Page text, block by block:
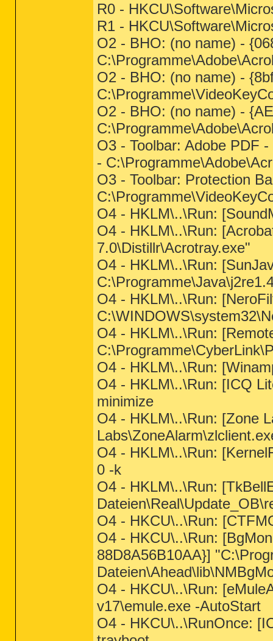
R0 -
R1 -
O2 - BHO: (no name) -
O2 - BHO: (no name) -
O2 - BHO: (no name) -
O3 - Toolbar: Adobe PDF
-
O3 - Toolbar: Protection
O4 - HKLM\..\Run:
O4 - HKLM\..\Run:
7.0\Distillr\Acrotray.exe"
O4 - HKLM\..\Run:
O4 - HKLM\..\Run:
O4 - HKLM\..\Run:
O4 - HKLM\..\Run:
O4 - HKLM\..\Run: [ICQ
minimize
O4 - HKLM\..\Run: [Zone
O4 - HKLM\..\Run:
0 -k
O4 - HKLM\..\Run:
O4 - HKCU\..\Run:
O4 - HKCU\..\Run:
88D8A56B10AA}]
O4 - HKCU\..\Run:
v17\emule.exe -AutoStart
O4 - HKCU\..\RunOnce: